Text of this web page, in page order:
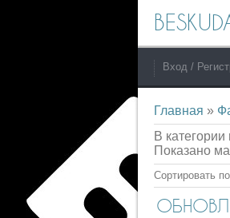
Вход /
Главная »
В
Показано
Сортировать по